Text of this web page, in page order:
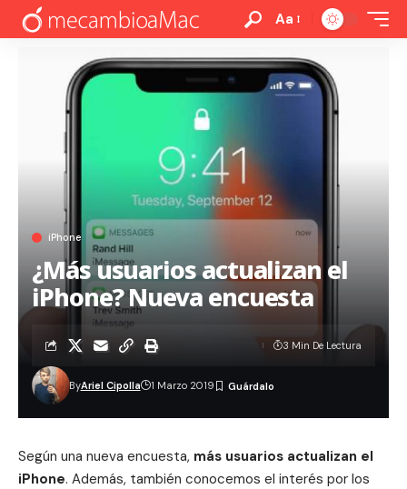
Aa
iPhone
¿Más usuarios actualizan el
iPhone? Nueva encuesta
ByAriel Cipolla 1 Marzo 2019
3 Min De Lectura
Según una nueva encuesta, más usuarios actualizan el
iPhone. Además, también conocemos el interés por los